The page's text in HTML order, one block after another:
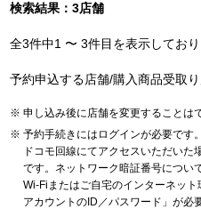
検索結果：3店舗
全3件中1 〜 3件目を表示してお
予約申込する店舗/購入商品受取
申し込み後に店舗を変更することは
予約手続きにはログインが必要です。
ドコモ回線にてアクセスいただい
です。ネットワーク暗証番号につい
Wi-Fiまたはご自宅のインターネッ
アカウントのID／パスワード」が必